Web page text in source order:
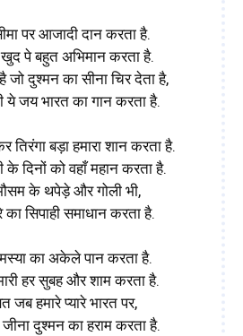
पर आजादी दान करता है.
पे बहुत अभिमान करता है.
जो दुश्मन का सीना चिर देता है,
ये जय भारत का गान करता है.
तिरंगा बड़ा हमारा शान करता है.
के दिनों को वहाँ महान करता है.
के थपेड़े और गोली भी,
सिपाही समाधान करता है.
का अकेले पान करता है.
हर सुबह और शाम करता है.
जब हमारे प्यारे भारत पर,
दुश्मन का हराम करता है.